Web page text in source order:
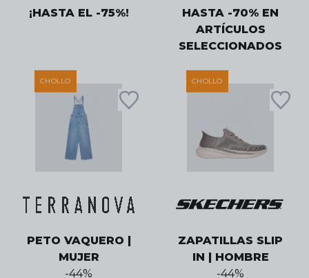
¡HASTA EL -75%!
HASTA -70% EN
ARTÍCULOS
SELECCIONADOS
CHOLLO
PETO VAQUERO |
MUJER
-44%
CHOLLO
ZAPATILLAS SLIP
IN | HOMBRE
-44%